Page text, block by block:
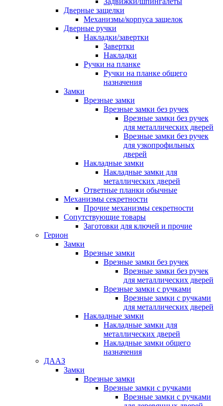
Дверные защелки
Механизмы/корпуса защелок
Дверные ручки
Накладки/завертки
Завертки
Накладки
Ручки на планке
Ручки на планке общего
назначения
Замки
Врезные замки
Врезные замки без ручек
Врезные замки без ручек
для металлических дверей
Врезные замки без ручек
для узкопрофильных
дверей
Накладные замки
Накладные замки для
металлических дверей
Ответные планки обычные
Механизмы секретности
Прочие механизмы секретности
Сопутствующие товары
Заготовки для ключей и прочие
Герион
Замки
Врезные замки
Врезные замки без ручек
Врезные замки без ручек
для металлических дверей
Врезные замки с ручками
Врезные замки с ручками
для металлических дверей
Накладные замки
Накладные замки для
металлических дверей
Накладные замки общего
назначения
ДААЗ
Замки
Врезные замки
Врезные замки с ручками
Врезные замки с ручками